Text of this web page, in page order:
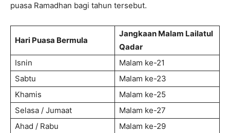
puasa Ramadhan bagi tahun tersebut.
Hari Puasa Bermula
Jangkaan Malam Lailatul
Qadar
Isnin
Malam ke-21
Sabtu
Malam ke-23
Khamis
Malam ke-25
Selasa / Jumaat
Malam ke-27
Ahad / Rabu
Malam ke-29